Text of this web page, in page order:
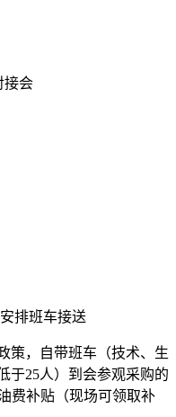
接会
排班车接送
策，自带班车（技术、生
于25人）到会参观采购的
费补贴（现场可领取补